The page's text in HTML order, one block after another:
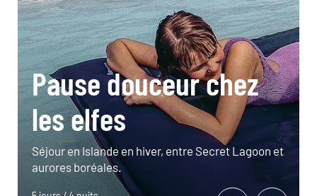
Pause douceur chez
les elfes
Séjour en Islande en hiver, entre Secret Lagoon et
aurores boréales.